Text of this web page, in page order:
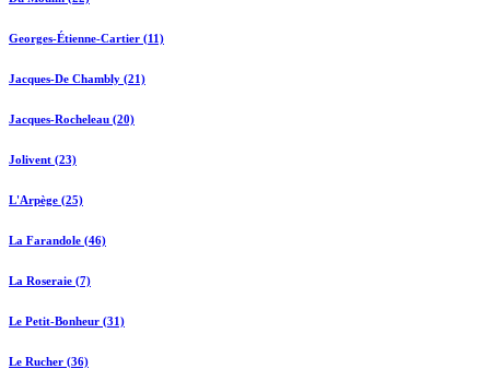
Georges-Étienne-Cartier (11)
Jacques-De Chambly (21)
Jacques-Rocheleau (20)
Jolivent (23)
L'Arpège (25)
La Farandole (46)
La Roseraie (7)
Le Petit-Bonheur (31)
Le Rucher (36)